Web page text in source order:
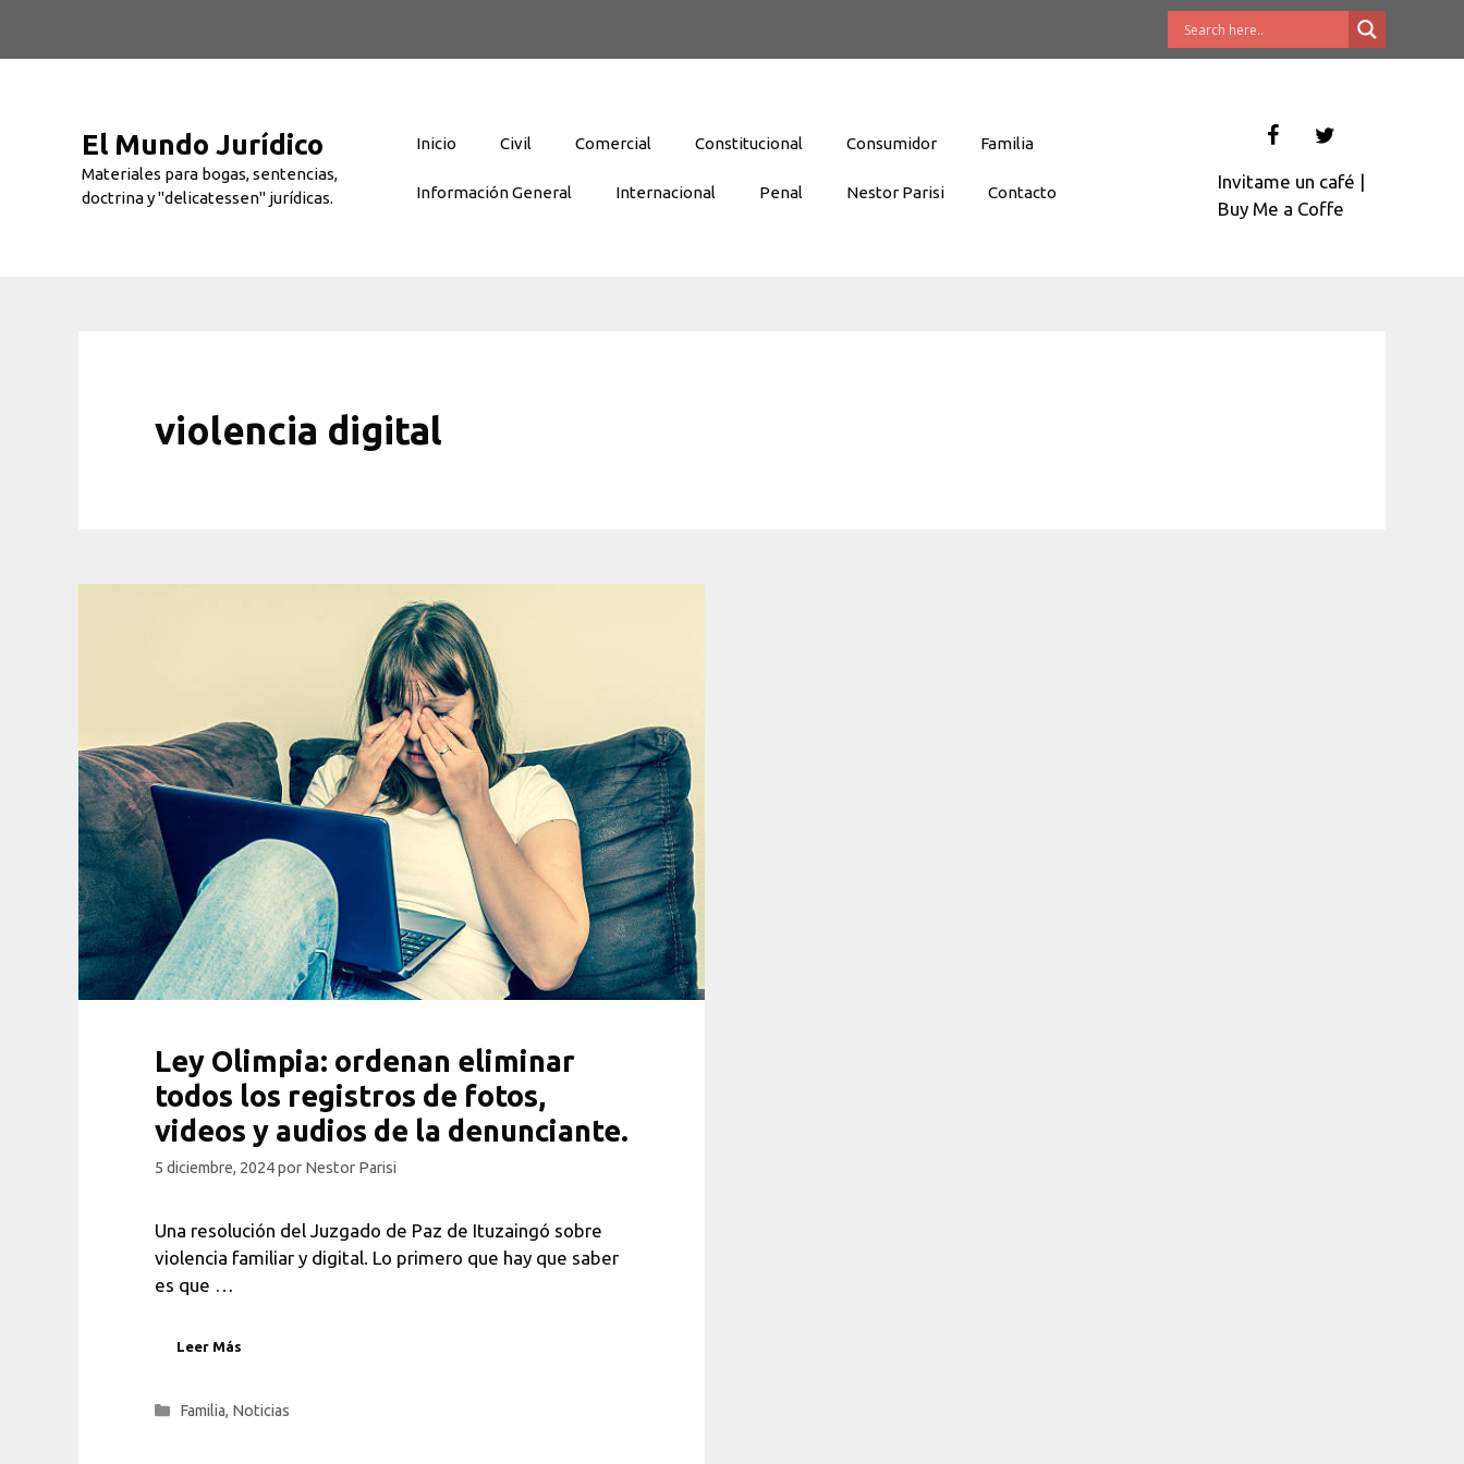
El Mundo Jurídico
Materiales para bogas, sentencias,
doctrina y "delicatessen" jurídicas.
Inicio Civil Comercial Constitucional Consumidor Familia
Información General Internacional Penal Nestor Parisi Contacto
Invitame un café |
Buy Me a Coffe
violencia digital
Ley Olimpia: ordenan eliminar
todos los registros de fotos,
videos y audios de la denunciante.
5 diciembre, 2024por Nestor Parisi
Una resolución del Juzgado de Paz de Ituzaingó sobre
violencia familiar y digital. Lo primero que hay que saber
es que …
Leer Más
Categorías
Familia, Noticias